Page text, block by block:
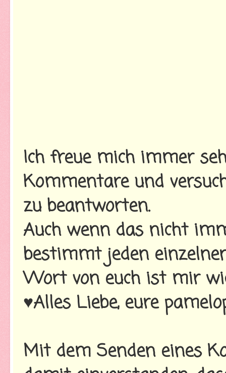
Ich freue mich immer
Kommentare und
zu beantworten.
Auch wenn das nicht
bestimmt jeden
Wort von euch ist mir
♥Alles Liebe, eure
Mit dem Senden eines